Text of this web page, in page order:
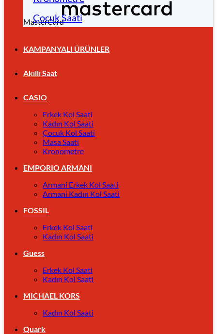
MasterCard
Çocuk Saati
KAMPANYALI ÜRÜNLER
Akıllı Saat
CASIO
Erkek Kol Saati
Kadın Kol Saati
Çocuk Kol Saati
Masa Saati
Kronometre
EMPORIO ARMANI
Armani Erkek Kol Saati
Armani Kadın Kol Saati
FOSSIL
Erkek Kol Saati
Kadın Kol Saati
Guess
Erkek Kol Saati
Kadın Kol Saati
MICHAEL KORS
Kadın Kol Saati
Quark